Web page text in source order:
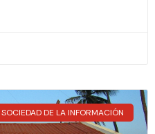
SOCIEDAD DE LA INFORMACIÓN